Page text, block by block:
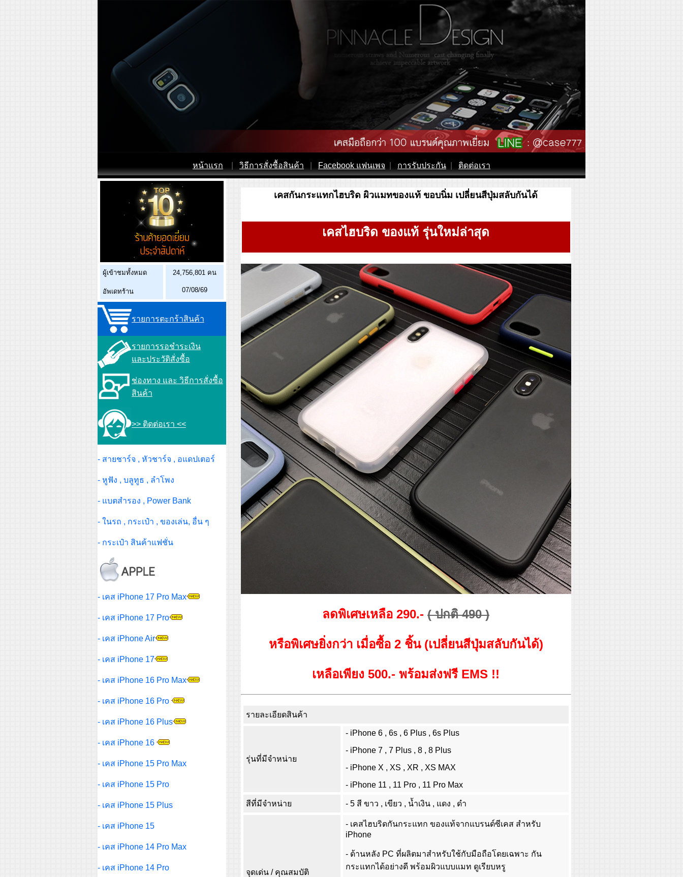
หน้าแรก วิธีการสั่งซื้อสินค้า Facebook แฟนเพจ การรับประกัน ติดต่อเรา
ผู้เข้าชมทั้งหมด
อัพเดทร้าน
24,756,801 คน
07/08/69
รายการตะกร้าสินค้า
รายการรอชำระเงิน
และประวัติสั่งซื้อ
ช่องทาง และ วิธีการสั่งซื้อ
สินค้า
>> ติดต่อเรา <<
- สายชาร์จ , หัวชาร์จ , อแดปเตอร์
- หูฟัง , บลูทูธ , ลำโพง
- แบตสำรอง , Power Bank
- ในรถ , กระเป๋า , ของเล่น, อื่น ๆ
- กระเป๋า สินค้าแฟชั่น
- เคส iPhone 17 Pro Max
- เคส iPhone 17 Pro
- เคส iPhone Air
- เคส iPhone 17
- เคส iPhone 16 Pro Max
- เคส iPhone 16 Pro
- เคส iPhone 16 Plus
- เคส iPhone 16
- เคส iPhone 15 Pro Max
- เคส iPhone 15 Pro
- เคส iPhone 15 Plus
- เคส iPhone 15
- เคส iPhone 14 Pro Max
- เคส iPhone 14 Pro
เคสกันกระแทกไฮบริด ผิวแมทของแท้ ขอบนิ่ม เปลี่ยนสีปุ่มสลับกันได้
เคสไฮบริด ของแท้ รุ่นใหม่ล่าสุด
ลดพิเศษเหลือ 290.- ( ปกติ 490 )
หรือพิเศษยิ่งกว่า เมื่อซื้อ 2 ชิ้น (เปลี่ยนสีปุ่มสลับกันได้)
เหลือเพียง 500.- พร้อมส่งฟรี EMS !!
รายละเอียดสินค้า
รุ่นที่มีจำหน่าย
- iPhone 6 , 6s , 6 Plus , 6s Plus
- iPhone 7 , 7 Plus , 8 , 8 Plus
- iPhone X , XS , XR , XS MAX
- iPhone 11 , 11 Pro , 11 Pro Max
สีที่มีจำหน่าย - 5 สี ขาว , เขียว , น้ำเงิน , แดง , ดำ
จุดเด่น / คุณสมบัติ
- เคสไฮบริดกันกระแทก ของแท้จากแบรนด์ซีเคส สำหรับ
iPhone
- ด้านหลัง PC ที่ผลิตมาสำหรับใช้กับมือถือโดยเฉพาะ กัน
กระแทกได้อย่างดี พร้อมผิวแบบแมท ดูเรียบหรู